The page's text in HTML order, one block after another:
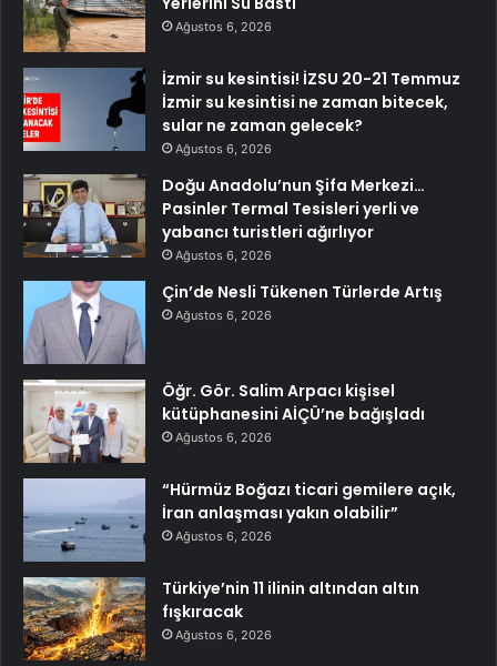
Ağustos 6, 2026
İzmir su kesintisi! İZSU 20-21 Temmuz
İzmir su kesintisi ne zaman bitecek,
sular ne zaman gelecek?
Ağustos 6, 2026
Doğu Anadolu’nun Şifa Merkezi…
Pasinler Termal Tesisleri yerli ve
yabancı turistleri ağırlıyor
Ağustos 6, 2026
Çin’de Nesli Tükenen Türlerde Artış
Ağustos 6, 2026
Öğr. Gör. Salim Arpacı kişisel
kütüphanesini AİÇÜ’ne bağışladı
Ağustos 6, 2026
“Hürmüz Boğazı ticari gemilere açık,
İran anlaşması yakın olabilir”
Ağustos 6, 2026
Türkiye’nin 11 ilinin altından altın
fışkıracak
Ağustos 6, 2026